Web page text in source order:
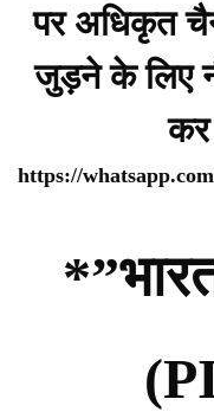
पर अधिकृत
जुड़ने के लिए
कर
https://